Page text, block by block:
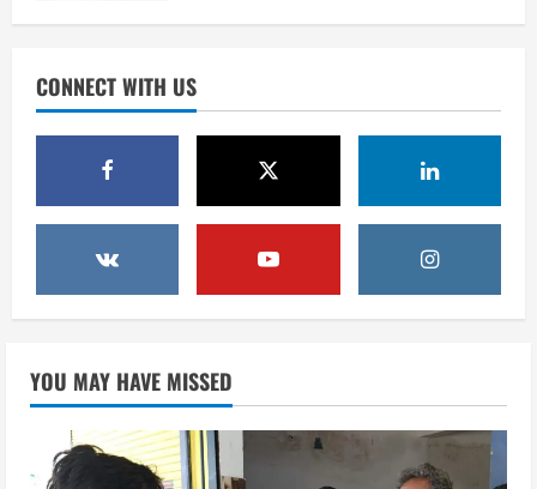
2
कार्यकारिणी में बड़ी जिम्मेदारी, संगठन को मिले
नए चेहरे
3
कांवड़ यात्रा, संतों ने दिया विजयी भव का
August 6, 2026
4
एसआईआर के तहत जारी किए जा रहे नोटिसों
पर कांग्रेस ने जतायी आपत्ति, मतदाताओं को
परेशान करने का लगाया आरोप
August 6, 2026
CONNECT WITH US
YOU MAY HAVE MISSED